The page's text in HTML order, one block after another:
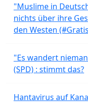
"Muslime in
nichts über ihre
den Westen
"Es wandert
(SPD) : stimmt das?
Hantavirus auf